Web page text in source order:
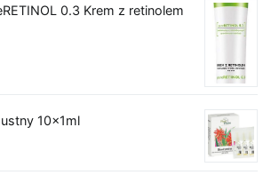
0.3 Krem z retinolem
10x1ml